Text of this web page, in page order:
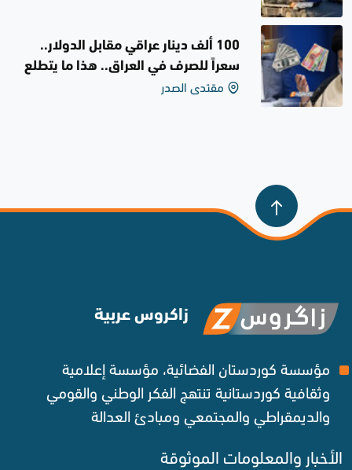
100 ألف دينار عراقي مقابل الدولار..
سعراً للصرف في العراق.. هذا ما يتطلع
إليه عراقيون
مقتدى الصدر
زاكروس عربية
مؤسسة كوردستان الفضائية، مؤسسة إعلامية
وثقافية كوردستانية تنتهج الفكر الوطني والقومي
والديمقراطي والمجتمعي ومبادئ العدالة ‌
الأخبار والمعلومات الموثوقة‌